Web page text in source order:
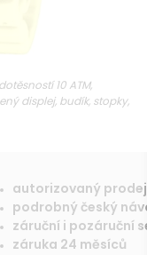
10 ATM,
displej, budík, stopky,
autorizovaný
podrobný český
záruční i pozáruční
záruka 24 měsíců